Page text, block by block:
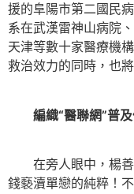
援的阜陽市第二國民
系在武漢雷神山病院
天津等數十家醫療機
救治效力的同時，也
編織“醫聯網”普及
在旁人眼中，楊善
錢褻瀆單戀的純粹！